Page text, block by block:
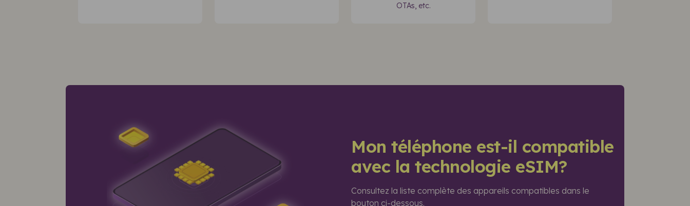
OTAs, etc.
Mon téléphone est-il compatible
avec la technologie eSIM?
Consultez la liste complète des appareils compatibles dans le
bouton ci-dessous.